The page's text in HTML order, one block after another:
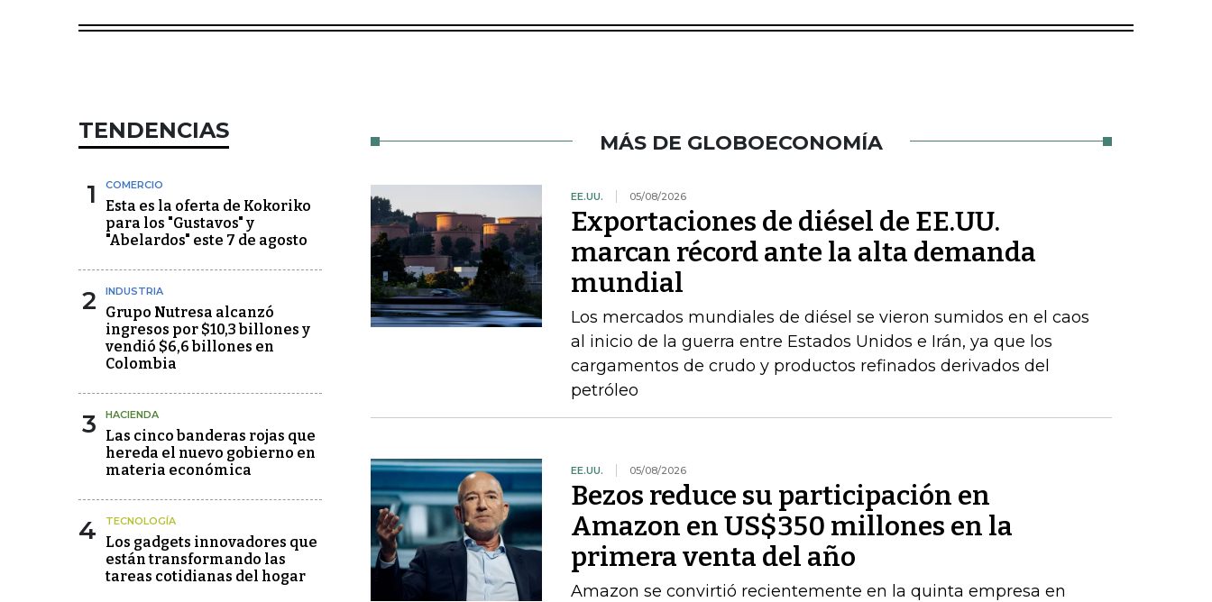
TENDENCIAS
1 COMERCIO
Esta es la oferta de Kokoriko
para los "Gustavos" y
"Abelardos" este 7 de agosto
2 INDUSTRIA
Grupo Nutresa alcanzó
ingresos por $10,3 billones y
vendió $6,6 billones en
Colombia
3 HACIENDA
Las cinco banderas rojas que
hereda el nuevo gobierno en
materia económica
4 TECNOLOGÍA
Los gadgets innovadores que
están transformando las
tareas cotidianas del hogar
MÁS DE GLOBOECONOMÍA
EE.UU. 05/08/2026
Exportaciones de diésel de EE.UU.
marcan récord ante la alta demanda
mundial
Los mercados mundiales de diésel se vieron sumidos en el caos
al inicio de la guerra entre Estados Unidos e Irán, ya que los
cargamentos de crudo y productos refinados derivados del
petróleo
EE.UU. 05/08/2026
Bezos reduce su participación en
Amazon en US$350 millones en la
primera venta del año
Amazon se convirtió recientemente en la quinta empresa en